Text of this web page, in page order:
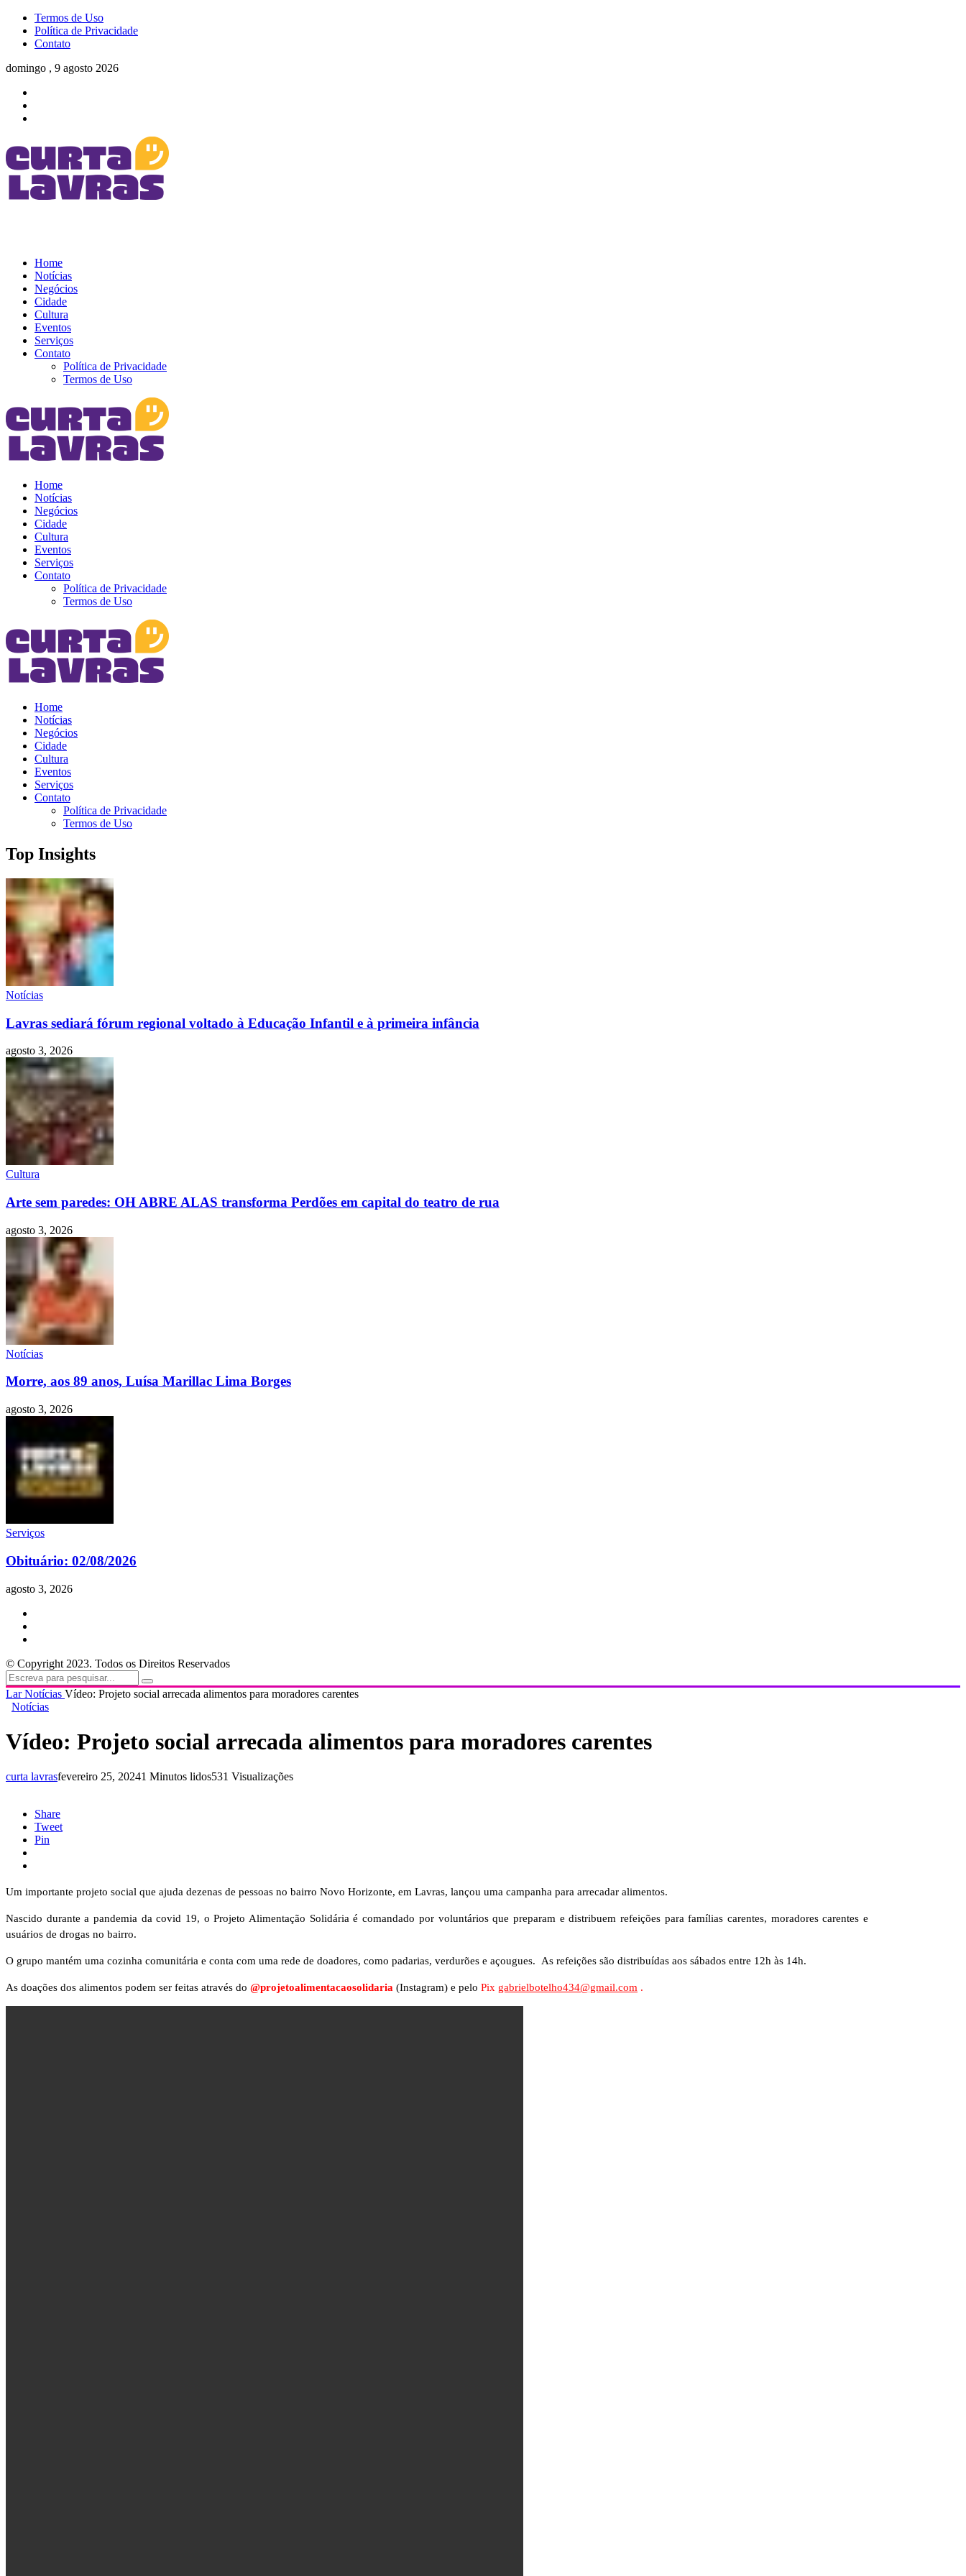
Termos de Uso
Política de Privacidade
Contato
domingo , 9 agosto 2026
Home
Notícias
Negócios
Cidade
Cultura
Eventos
Serviços
Contato
Política de Privacidade
Termos de Uso
Home
Notícias
Negócios
Cidade
Cultura
Eventos
Serviços
Contato
Política de Privacidade
Termos de Uso
Home
Notícias
Negócios
Cidade
Cultura
Eventos
Serviços
Contato
Política de Privacidade
Termos de Uso
Top Insights
Notícias
Lavras sediará fórum regional voltado à Educação Infantil e à primeira infância
agosto 3, 2026
Cultura
Arte sem paredes: OH ABRE ALAS transforma Perdões em capital do teatro de rua
agosto 3, 2026
Notícias
Morre, aos 89 anos, Luísa Marillac Lima Borges
agosto 3, 2026
Serviços
Obituário: 02/08/2026
agosto 3, 2026
© Copyright 2023. Todos os Direitos Reservados
LarNotícias Vídeo: Projeto social arrecada alimentos para moradores carentes
Notícias
Vídeo: Projeto social arrecada alimentos para moradores carentes
curta lavrasfevereiro 25, 20241 Minutos lidos531 Visualizações
Share
Tweet
Pin
Um importante projeto social que ajuda dezenas de pessoas no bairro Novo Horizonte, em Lavras, lançou uma campanha para arrecadar alimentos.
Nascido durante a pandemia da covid 19, o Projeto Alimentação Solidária é comandado por voluntários que preparam e distribuem refeições para famílias carentes, moradores carentes e
usuários de drogas no bairro.
O grupo mantém uma cozinha comunitária e conta com uma rede de doadores, como padarias, verdurões e açougues. As refeições são distribuídas aos sábados entre 12h às 14h.
As doações dos alimentos podem ser feitas através do @projetoalimentacaosolidaria (Instagram) e pelo Pix gabrielbotelho434@gmail.com .